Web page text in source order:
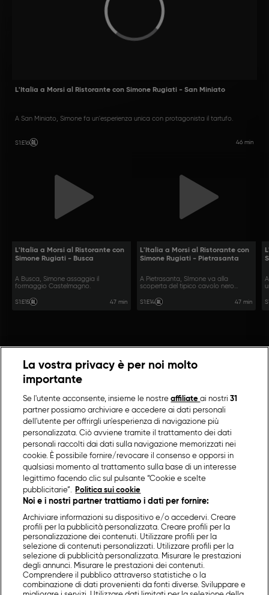
L'Italia a Morsi al Ristorante con Simone Rugiati - San Miniato
A San Miniato, Simone fa un'esperienza unica con protagonista il tartufo.
S1 :E16 46 min
L'Italia a Morsi al Ristorante con
Simone Rugiati - Busca
A Busca, Simone assaggia il
formaggio Castelmagno.
S1 :E15 47 min
L'Italia a Morsi al Ristorante con
Simone Rugiati - Pietrasanta
A Pietrasanta, SImone va alla
scoperta del tipico cavolo nero
S1 :E14 47 min
La vostra privacy è per noi molto
importante
Se l'utente acconsente, insieme le nostreaffiliateai nostri31
partner possiamo archiviare e accedere ai dati personali
dell'utente per offrirgli un'esperienza di navigazione più
personalizzata. Ciò avviene tramite il trattamento dei dati
personali raccolti dai dati sulla navigazione memorizzati nei
cookie. È possibile fornire/revocare il consenso e opporsi in
qualsiasi momento al trattamento sulla base di un interesse
legittimo facendo clic sul pulsante “Cookie e scelte
pubblicitarie”.
Politica sui cookie
Noi e i nostri partner trattiamo i dati per fornire:
Archiviare informazioni su dispositivo e/o accedervi. Creare
profili per la pubblicità personalizzata. Creare profili per la
personalizzazione dei contenuti. Utilizzare profili per la
selezione di contenuti personalizzati. Utilizzare profili per la
selezione di pubblicità personalizzata. Misurare le prestazioni
degli annunci. Misurare le prestazioni dei contenuti.
Comprendere il pubblico attraverso statistiche o la
combinazione di dati provenienti da fonti diverse. Sviluppare e